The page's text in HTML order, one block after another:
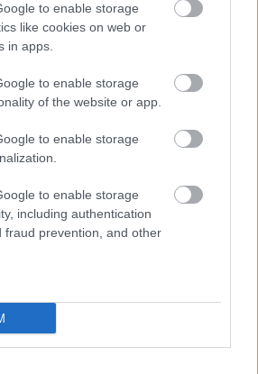
to enable storage
like cookies on web or
in apps.
to enable storage
of the website or app.
to enable storage
to enable storage
including authentication
fraud prevention, and other
2 napja